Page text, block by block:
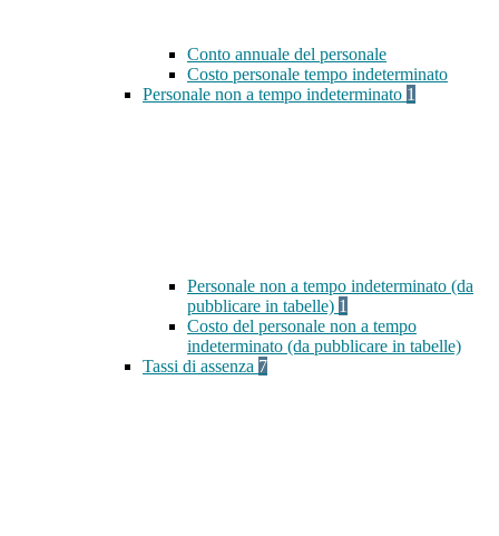
Conto annuale del personale
Costo personale tempo indeterminato
Personale non a tempo indeterminato 1
Personale non a tempo indeterminato (da
pubblicare in tabelle) 1
Costo del personale non a tempo
indeterminato (da pubblicare in tabelle)
Tassi di assenza 7